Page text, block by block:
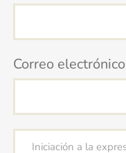
Correo electrónico